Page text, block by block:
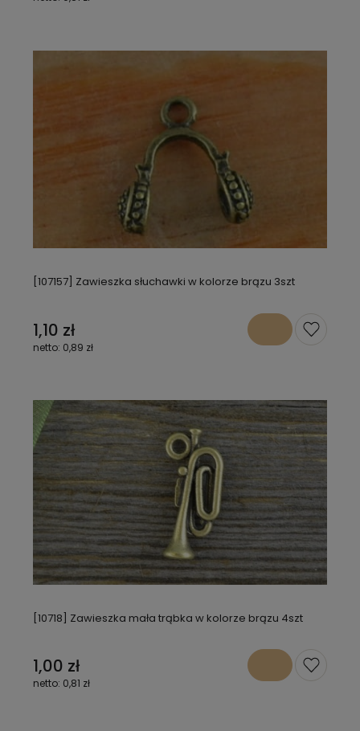
[107157] Zawieszka słuchawki w kolorze brązu 3szt
1,10 zł
0,89 zł
[10718] Zawieszka mała trąbka w kolorze brązu 4szt
1,00 zł
0,81 zł